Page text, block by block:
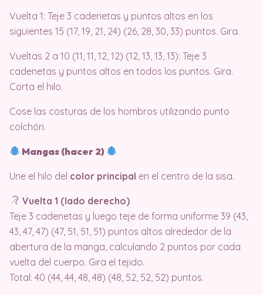
Vuelta 1: Teje 3 cadenetas y puntos altos en los
siguientes 15 (17, 19, 21, 24) (26, 28, 30, 33) puntos. Gira.
Vueltas 2 a 10 (11, 11, 12, 12) (12, 13, 13, 13): Teje 3
cadenetas y puntos altos en todos los puntos. Gira.
Corta el hilo.
Cose las costuras de los hombros utilizando punto
colchón.
Mangas (hacer 2)
Une el hilo del color principal en el centro de la sisa.
Vuelta 1 (lado derecho)
Teje 3 cadenetas y luego teje de forma uniforme 39 (43,
43, 47, 47) (47, 51, 51, 51) puntos altos alrededor de la
abertura de la manga, calculando 2 puntos por cada
vuelta del cuerpo. Gira el tejido.
Total: 40 (44, 44, 48, 48) (48, 52, 52, 52) puntos.